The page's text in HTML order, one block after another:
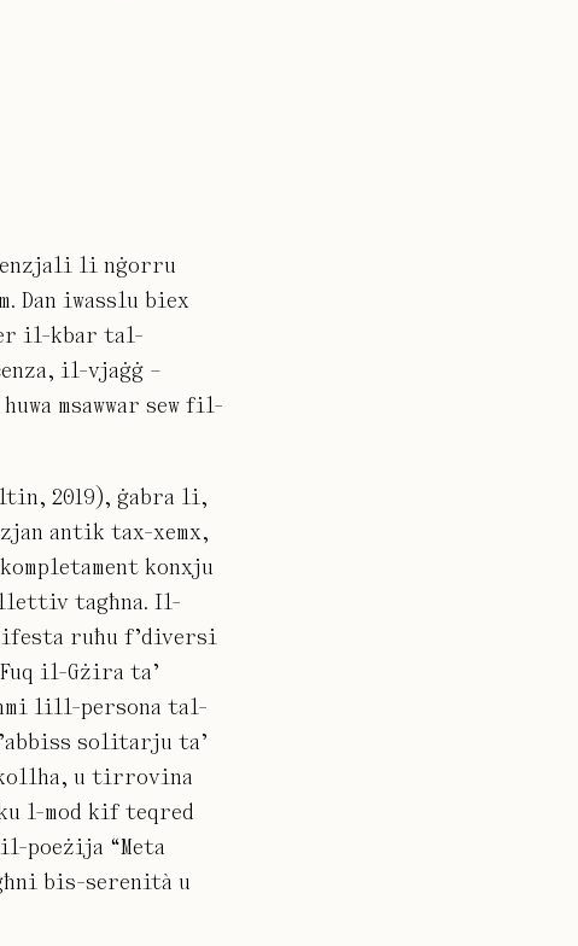
li nġorru
iwasslu biex
il-kbar tal-
il-vjaġġ –
msawwar sew fil-
2019), ġabra li,
antik tax-xemx,
konxju
tagħna. Il-
ruħu f’diversi
il-Gżira ta’
lill-persona tal-
solitarju ta’
u tirrovina
l-mod kif teqred
poeżija “Meta
bis-serenità u